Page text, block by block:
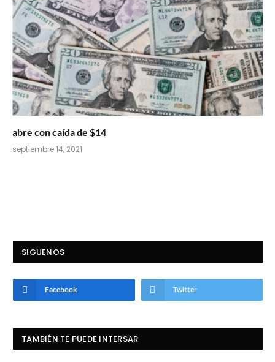
abre con caída de $14
septiembre 14, 2021
SIGUENOS
Facebook Twitter
TAMBIÉN TE PUEDE INTERSAR